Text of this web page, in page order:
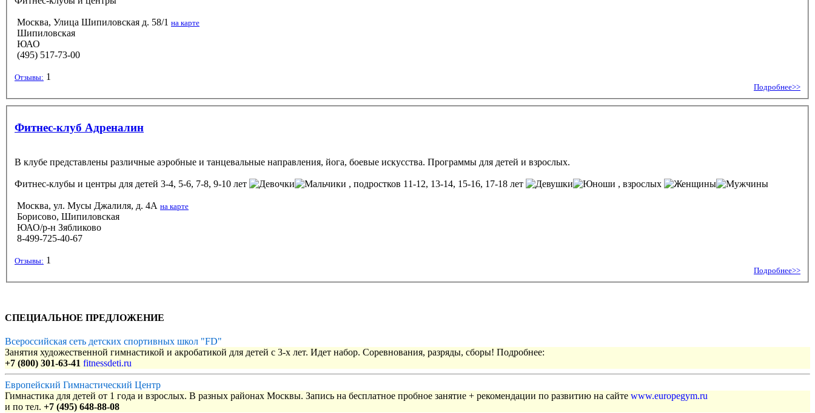
Москва, Улица Шипиловская д. 58/1 на карте
Шипиловская
ЮАО
(495) 517-73-00
Отзывы: 1
Подробнее>>
Фитнес-клуб Адреналин
В клубе представлены различные аэробные и танцевальные направления, йога, боевые искусства. Программы для детей и взрослых.
Фитнес-клубы и центры для детей 3-4, 5-6, 7-8, 9-10 лет , подростков 11-12, 13-14, 15-16, 17-18 лет , взрослых
Москва, ул. Мусы Джалиля, д. 4А на карте
Борисово, Шипиловская
ЮАО/р-н Зябликово
8-499-725-40-67
Отзывы: 1
Подробнее>>
СПЕЦИАЛЬНОЕ ПРЕДЛОЖЕНИЕ
Всероссийская сеть детских спортивных школ "FD"
Занятия художественной гимнастикой и акробатикой для детей с 3-х лет. Идет набор. Соревнования, разряды, сборы! Подробнее:
+7 (800) 301-63-41 fitnessdeti.ru
Европейский Гимнастический Центр
Гимнастика для детей от 1 года и взрослых. В разных районах Москвы. Запись на бесплатное пробное занятие + рекомендации по развитию на сайте www.europegym.ru
и по тел. +7 (495) 648-88-08